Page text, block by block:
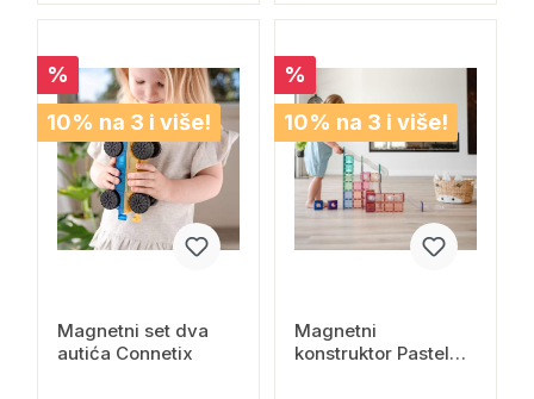
%
10% na 3 i više!
Magnetni set dva
autića Connetix
%
10% na 3 i više!
Magnetni
konstruktor Pastel